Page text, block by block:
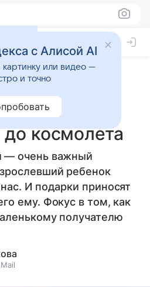
Mail Статьи
знакам
июня: от
космолета
— очень важный
ребенок
И подарки приносят
ему. Фокус в том, как
получателю
с Алисой AI
картинку или видео —
и точно